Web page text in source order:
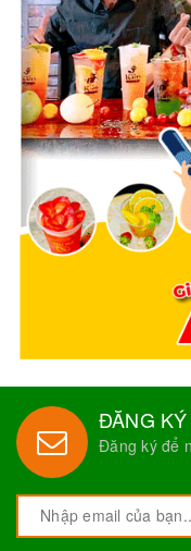
ĐĂNG
Đăng ký để